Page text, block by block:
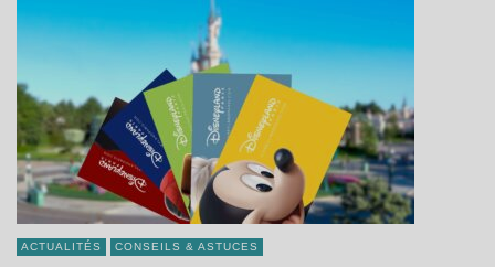
ACTUALITÉS CONSEILS & ASTUCES